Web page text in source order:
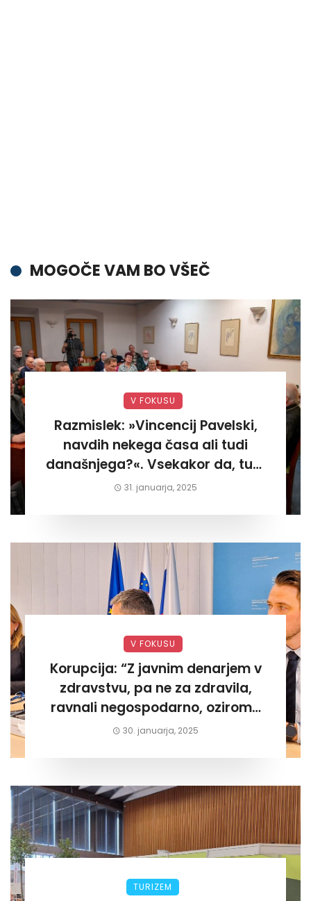
MOGOČE VAM BO VŠEČ
V FOKUSU
Razmislek: »Vincencij Pavelski,
navdih nekega časa ali tudi
današnjega?«. Vsekakor da, tudi
današnjega«
31. januarja, 2025
V FOKUSU
Korupcija: “Z javnim denarjem v
zdravstvu, pa ne za zdravila,
ravnali negospodarno, oziroma
za lastni žep. Tokrat na Žalskem«
30. januarja, 2025
TURIZEM